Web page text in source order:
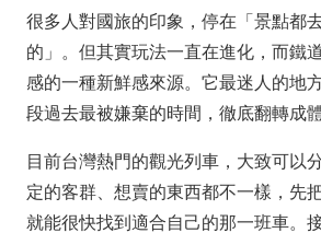
很多人對國旅的印象，停在「景點都
的」。但其實玩法一直在進化，而鐵
感的一種新鮮感來源。它最迷人的地
段過去最被嫌棄的時間，徹底翻轉成
目前台灣熱門的觀光列車，大致可以
定的客群、想賣的東西都不一樣，先
就能很快找到適合自己的那一班車。